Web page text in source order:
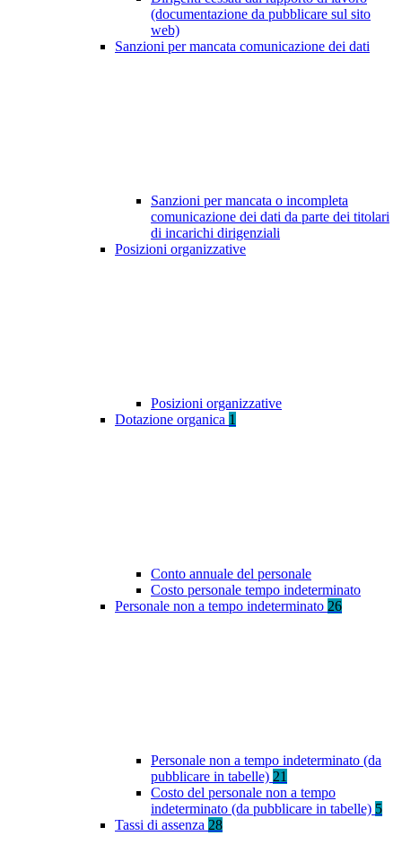
(documentazione da pubblicare sul sito
web)
Sanzioni per mancata comunicazione dei dati
Sanzioni per mancata o incompleta
comunicazione dei dati da parte dei titolari
di incarichi dirigenziali
Posizioni organizzative
Posizioni organizzative
Dotazione organica 1
Conto annuale del personale
Costo personale tempo indeterminato
Personale non a tempo indeterminato 26
Personale non a tempo indeterminato (da
pubblicare in tabelle) 21
Costo del personale non a tempo
indeterminato (da pubblicare in tabelle) 5
Tassi di assenza 28